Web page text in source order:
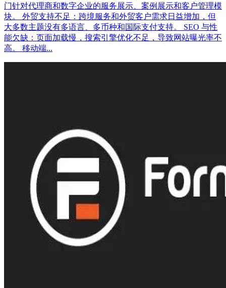
门针对代理商和数字企业的服务展示、案例展示和客户管理模
块。 外贸支持不足：跨境服务和外贸客户需求日益增加，但
大多数主题没有多语言、多币种和国际支付支持。 SEO 与性
能欠缺：页面加载慢，搜索引擎优化不足，导致网站曝光率不
高。 移动端...